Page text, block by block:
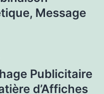
Message
Publicitaire
d’Affiches